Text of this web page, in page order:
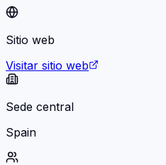
Sitio web
Visitar sitio web
Sede central
Spain